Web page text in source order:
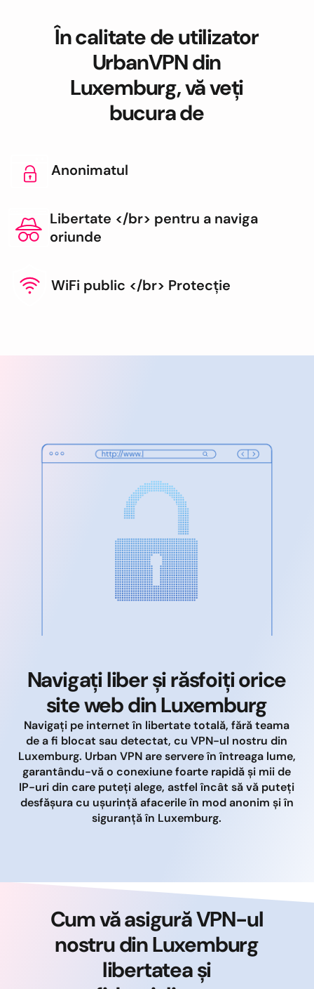
În calitate de utilizator
UrbanVPN din
Luxemburg, vă veți
bucura de
Anonimatul
Libertate </br> pentru a naviga
oriunde
WiFi public </br> Protecție
Navigați liber și răsfoiți orice
site web din Luxemburg
Navigați pe internet în libertate totală, fără teama
de a fi blocat sau detectat, cu VPN-ul nostru din
Luxemburg. Urban VPN are servere în întreaga lume,
garantându-vă o conexiune foarte rapidă și mii de
IP-uri din care puteți alege, astfel încât să vă puteți
desfășura cu ușurință afacerile în mod anonim și în
siguranță în Luxemburg.
Cum vă asigură VPN-ul
nostru din Luxemburg
libertatea și